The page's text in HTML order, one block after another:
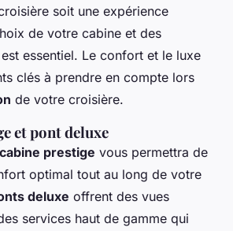
soit une expérience
de votre cabine et des
essentiel. Le confort et le luxe
clés à prendre en compte lors
de votre croisière.
et pont deluxe
cabine prestige vous permettra de
optimal tout au long de votre
deluxe offrent des vues
services haut de gamme qui